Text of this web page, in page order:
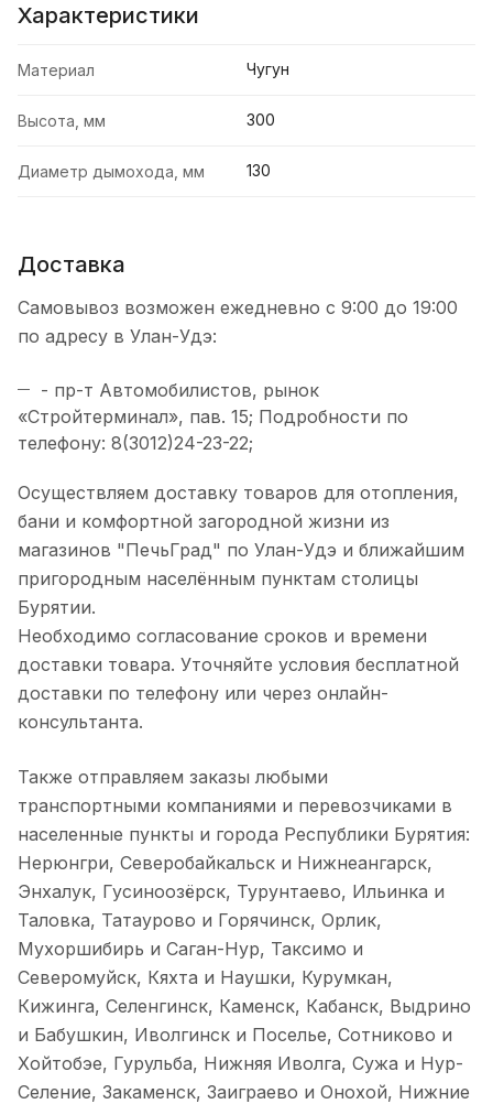
Характеристики
Материал Чугун
Высота, мм 300
Диаметр дымохода, мм 130
Доставка
Самовывоз возможен ежедневно с 9:00 до 19:00
по адресу в Улан-Удэ:
- пр-т Автомобилистов, рынок
«Стройтерминал», пав. 15; Подробности по
телефону: 8(3012)24-23-22;
Осуществляем доставку товаров для отопления,
бани и комфортной загородной жизни из
магазинов "ПечьГрад" по Улан-Удэ и ближайшим
пригородным населённым пунктам столицы
Бурятии.
Необходимо согласование сроков и времени
доставки товара. Уточняйте условия бесплатной
доставки по телефону или через онлайн-
консультанта.
Также отправляем заказы любыми
транспортными компаниями и перевозчиками в
населенные пункты и города Республики Бурятия:
Нерюнгри, Северобайкальск и Нижнеангарск,
Энхалук, Гусиноозёрск, Турунтаево, Ильинка и
Таловка, Татаурово и Горячинск, Орлик,
Мухоршибирь и Саган-Нур, Таксимо и
Северомуйск, Кяхта и Наушки, Курумкан,
Кижинга, Селенгинск, Каменск, Кабанск, Выдрино
и Бабушкин, Иволгинск и Поселье, Сотниково и
Хойтобэе, Гурульба, Нижняя Иволга, Сужа и Нур-
Селение, Закаменск, Заиграево и Онохой, Нижние